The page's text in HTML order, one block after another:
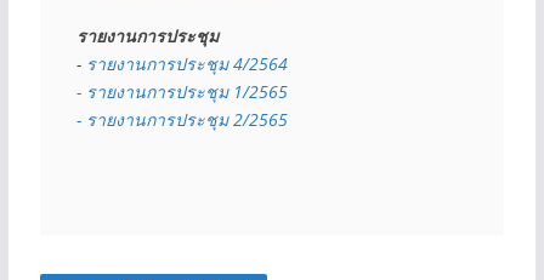
รายงานการประชุม
- รายงานการประชุม 4/2564
- รายงานการประชุม 1/2565
- รายงานการประชุม 2/2565